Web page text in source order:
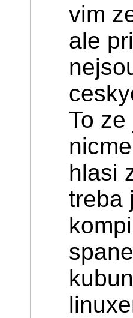
vim
ale
To
hlasi
treba